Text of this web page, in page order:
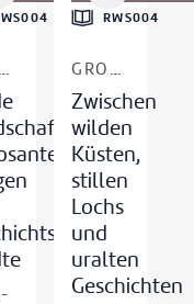
GROSSBRITANNIEN - SCHOTTLAND
RWS004
GROSSBRITANNIEN - SCHOTTLAND
Zwischen
wilden
Küsten,
stillen
Lochs
und
uralten
Geschichten